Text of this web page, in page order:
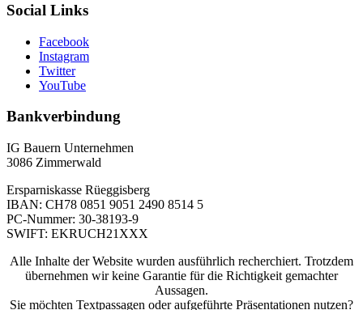
Social Links
Facebook
Instagram
Twitter
YouTube
Bankverbindung
IG Bauern Unternehmen
3086 Zimmerwald
Ersparniskasse Rüeggisberg
IBAN: CH78 0851 9051 2490 8514 5
PC-Nummer: 30-38193-9
SWIFT: EKRUCH21XXX
Alle Inhalte der Website wurden ausführlich recherchiert. Trotzdem
übernehmen wir keine Garantie für die Richtigkeit gemachter
Aussagen.
Sie möchten Textpassagen oder aufgeführte Präsentationen nutzen?